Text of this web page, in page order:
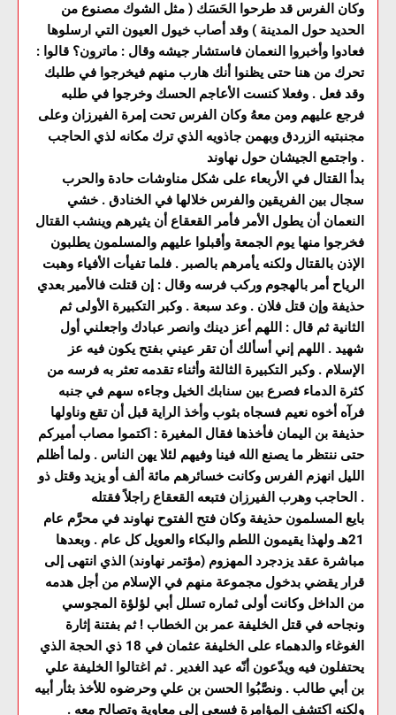
وكان الفرس قد طرحوا الحَسَك ( مثل الشوك مصنوع من
الحديد حول المدينة ) وقد أصاب خيول العيون التي ارسلوها
فعادوا وأخبروا النعمان فاستشار جيشه وقال : ماترون؟ قالوا :
تحرك من هنا حتى يظنوا أنك هارب منهم فيخرجوا في طلبك
وقد فعل . وفعلا كنست الأعاجم الحسك وخرجوا في طلبه
فرجع عليهم ومن معهُ وكان الفرس تحت إمرة الفيرزان وعلى
مجنبتيه الزردق وبهمن جاذويه الذي ترك مكانه لذي الحاجب
واجتمع الجيشان حول نهاوند .
بدأ القتال في الأربعاء على شكل مناوشات حادة والحرب
سجال بين الفريقين والفرس خلالها في الخنادق . خشي
النعمان أن يطول الأمر فأمر القعقاع أن يثيرهم وينشب القتال
فخرجوا منها يوم الجمعة وأقبلوا عليهم والمسلمون يطلبون
الإذن بالقتال ولكنه يأمرهم بالصبر . فلما تفيأت الأفياء وهبت
الرياح أمر بالهجوم وركب فرسه وقال : إن قتلت فالأمير بعدي
حذيفة وإن قتل فلان . وعد سبعة . وكبر التكبيرة الأولى ثم
الثانية ثم قال : اللهم أعز دينك وانصر عبادك واجعلني أول
شهيد . اللهم إني أسألك أن تقر عيني بفتح يكون فيه عز
الإسلام . وكبر التكبيرة الثالثة وأثناء تقدمه تعثر به فرسه من
كثرة الدماء فصرع بين سنابك الخيل وجاءه سهم في جنبه
فرآه أخوه نعيم فسجاه بثوب وأخذ الراية قبل أن تقع وناولها
حذيفة بن اليمان فأخذها فقال المغيرة : اكتموا مصاب أميركم
حتى ننتظر ما يصنع الله فينا وفيهم لئلا يهن الناس . ولما أظلم
الليل انهزم الفرس وكانت خسائرهم مائة ألف أو يزيد وقتل ذو
الحاجب وهرب الفيرزان فتبعه القعقاع راجلاً فقتله .
بايع المسلمون حذيفة وكان فتح الفتوح نهاوند في محرَّم عام
21هـ ولهذا يقيمون اللطم والبكاء والعويل كل عام . وبعدها
مباشرة عقد يزدجرد المهزوم (مؤتمر نهاوند) الذي انتهى إلى
قرار يقضي بدخول مجموعة منهم في الإسلام من أجل هدمه
من الداخل وكانت أولى ثماره تسلل أبي لؤلؤة المجوسي
ونجاحه في قتل الخليفة عمر بن الخطاب ! ثم بفتنة إثارة
الغوغاء والدهماء على الخليفة عثمان في 18 ذي الحجة الذي
يحتفلون فيه ويدّعون أنّه عيد الغدير . ثم اغتالوا الخليفة علي
بن أبي طالب . ونصَّبُوا الحسن بن علي وحرضوه للأخذ بثأر أبيه
ولكنه اكتشف المؤامرة فسعى إلى معاوية وتصالح معه .